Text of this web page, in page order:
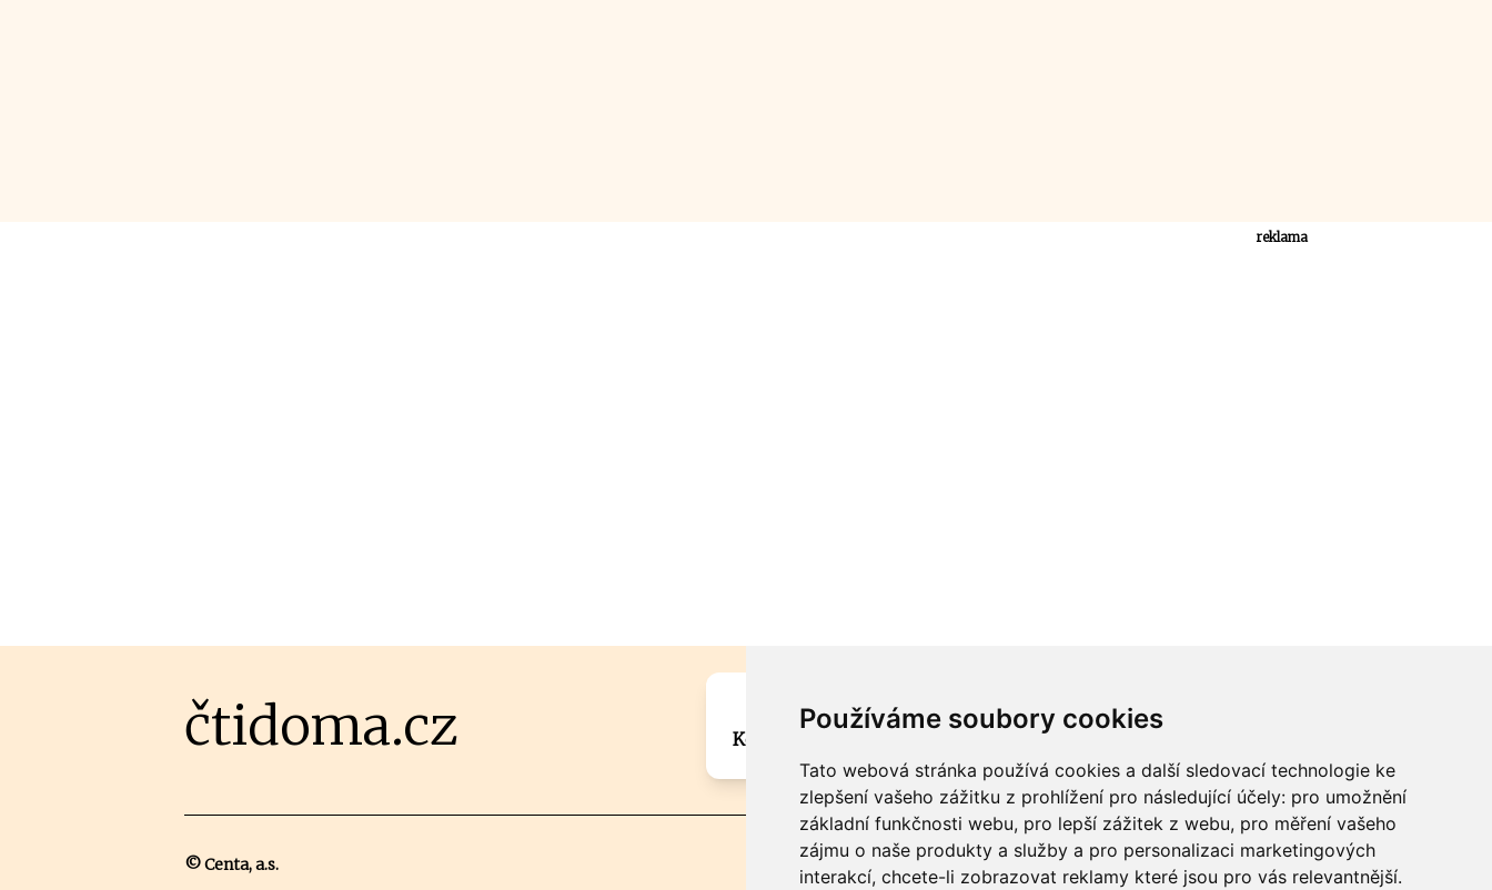
Používáme soubory cookies
Tato webová stránka používá cookies a další sledovací technologie ke
zlepšení vašeho zážitku z prohlížení pro následující účely: pro umožnění
základní funkčnosti webu, pro lepší zážitek z webu, pro měření vašeho
zájmu o naše produkty a služby a pro personalizaci marketingových
interakcí, chcete-li zobrazovat reklamy které jsou pro vás relevantnější.
reklama
čtidoma.cz
Máte zajímavou informaci? Chcete spolupracovat?
Kontaktujte šéfredaktora Martina Chalupu:
© Centa, a.s.